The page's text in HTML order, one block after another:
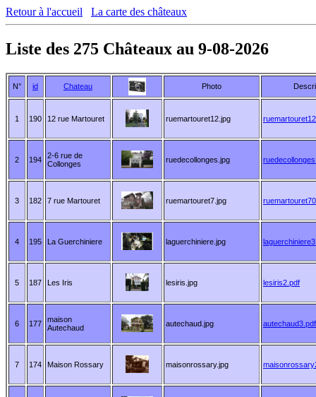
Retour à l'accueil La carte des châteaux
Liste des 275 Châteaux au 9-08-2026
N° id Chateau Photo
1 190 12 rue Martouret ruemartouret12.jpg
2 194
2-6 rue de
Collonges
ruedecollonges.jpg
3 182 7 rue Martouret ruemartouret7.jpg
4 195 La Guerchiniere laguerchiniere.jpg
5 187 Les Iris lesiris.jpg lesiris2.pdf
6 177
maison
Autechaud
autechaud.jpg autechaud3.pdf
7 174 Maison Rossary maisonrossary.jpg